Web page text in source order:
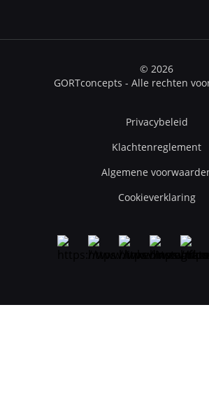
© 2026
GORTconcepts - Alle rechten
Privacybeleid
Klachtenreglement
Algemene
Cookieverklaring